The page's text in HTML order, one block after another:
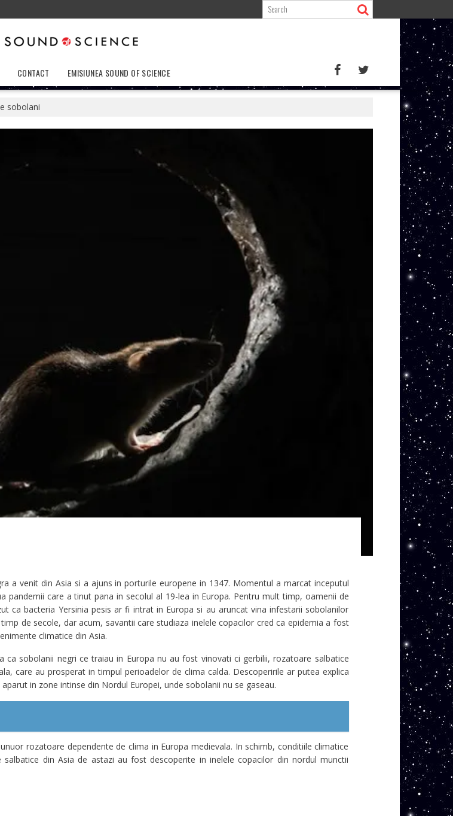
CONTACT EMISIUNEA SOUND OF SCIENCE
sobolani
a venit din Asia si a ajuns in porturile europene in 1347. Momentul a marcat inceputul
pandemii care a tinut pana in secolul al 19-lea in Europa. Pentru mult timp, oamenii de
ca bacteria Yersinia pesis ar fi intrat in Europa si au aruncat vina infestarii sobolanilor
de secole, dar acum, savantii care studiaza inelele copacilor cred ca epidemia a fost
climatice din Asia.
ca sobolanii negri ce traiau in Europa nu au fost vinovati ci gerbilii, rozatoare salbatice
care au prosperat in timpul perioadelor de clima calda. Descoperirile ar putea explica
in zone intinse din Nordul Europei, unde sobolanii nu se gaseau.
rozatoare dependente de clima in Europa medievala. In schimb, conditiile climatice
din Asia de astazi au fost descoperite in inelele copacilor din nordul munctii